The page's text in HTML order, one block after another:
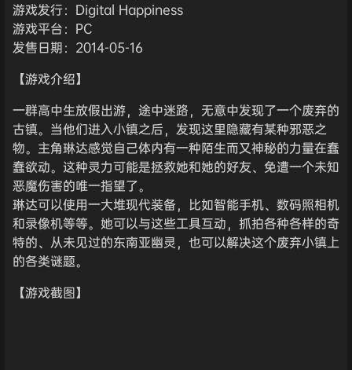
游戏发行：Digital Happiness
游戏平台：PC
发售日期：2014-05-16
【游戏介绍】
一群高中生放假出游，途中迷路，无意中发现了一个废弃的
古镇。当他们进入小镇之后，发现这里隐藏有某种邪恶之
物。主角琳达感觉自己体内有一种陌生而又神秘的力量在蠢
蠢欲动。这种灵力可能是拯救她和她的好友、免遭一个未知
恶魔伤害的唯一指望了。
琳达可以使用一大堆现代装备，比如智能手机、数码照相机
和录像机等等。她可以与这些工具互动，抓拍各种各样的奇
特的、从未见过的东南亚幽灵，也可以解决这个废弃小镇上
的各类谜题。
【游戏截图】